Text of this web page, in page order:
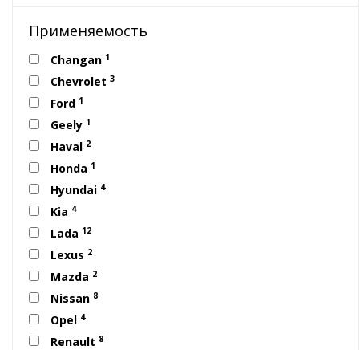
Применяемость
Changan 1
Chevrolet 3
Ford 1
Geely 1
Haval 2
Honda 1
Hyundai 4
Kia 4
Lada 12
Lexus 2
Mazda 2
Nissan 8
Opel 4
Renault 8